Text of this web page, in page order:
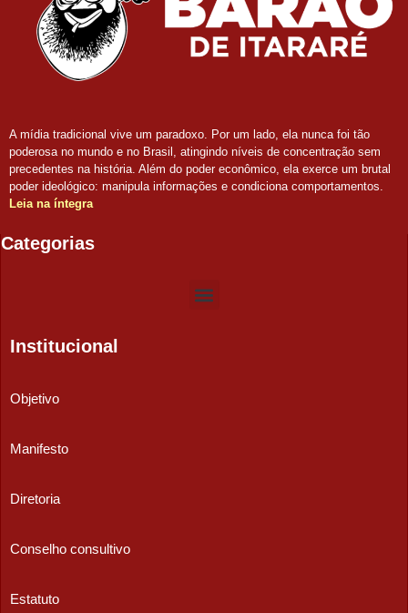
A mídia tradicional vive um paradoxo. Por um lado, ela nunca foi tão
poderosa no mundo e no Brasil, atingindo níveis de concentração sem
precedentes na história. Além do poder econômico, ela exerce um brutal
poder ideológico: manipula informações e condiciona comportamentos.
Leia na íntegra
Categorias
Institucional
Objetivo
Manifesto
Diretoria
Conselho consultivo
Estatuto